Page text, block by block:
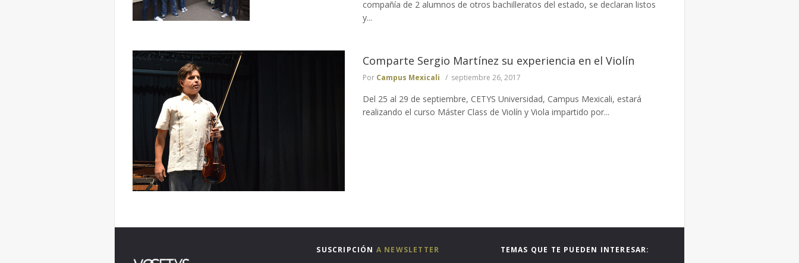
compañía de 2 alumnos de otros bachilleratos del estado, se declaran listos
y...
Comparte Sergio Martínez su experiencia en el Violín
Por Campus Mexicali septiembre 26, 2017
Del 25 al 29 de septiembre, CETYS Universidad, Campus Mexicali, estará
realizando el curso Máster Class de Violín y Viola impartido por...
SUSCRIPCIÓN A NEWSLETTER TEMAS QUE TE PUEDEN INTERESAR: